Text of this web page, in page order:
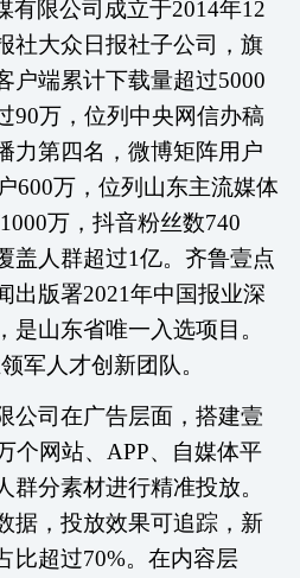
有限公司成立于2014年12
社大众日报社子公司，旗
户端累计下载量超过5000
90万，位列中央网信办稿
力第四名，微博矩阵用户
600万，位列山东主流媒体
万，抖音粉丝数740
盖人群超过1亿。齐鲁壹点
出版署2021年中国报业深
是山东省唯一入选项目。
军人才创新团队。
公司在广告层面，搭建壹
个网站、APP、自媒体平
群分素材进行精准投放。
据，投放效果可追踪，新
比超过70%。在内容层